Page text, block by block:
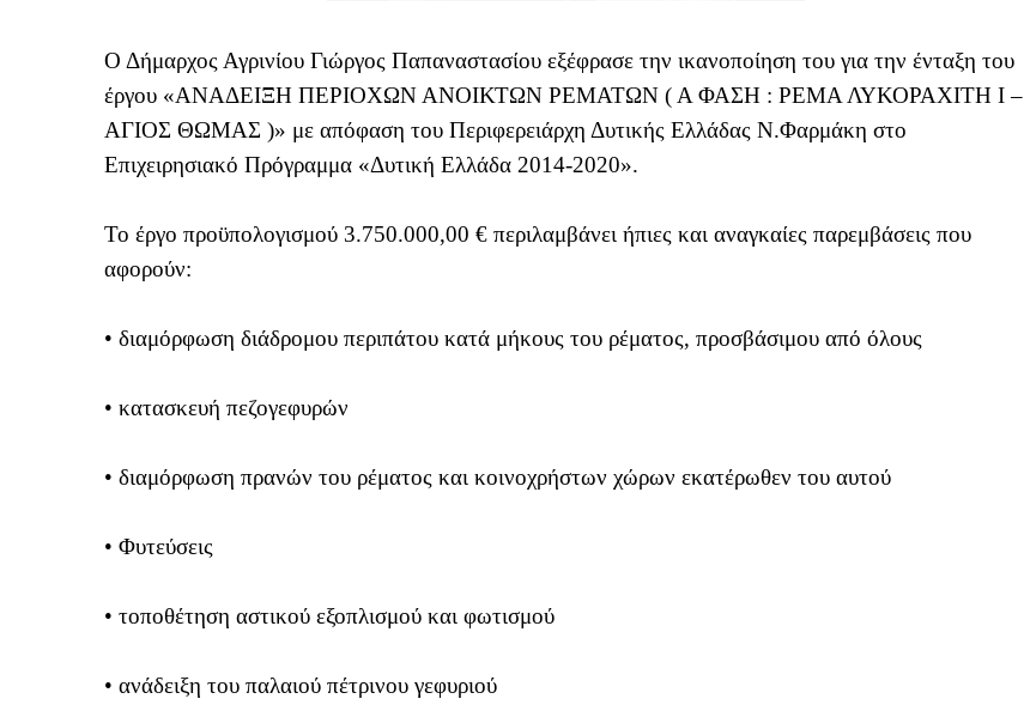
Ο Δήμαρχος Αγρινίου Γιώργος Παπαναστασίου εξέφρασε την ικανοποίηση του για την ένταξη του
έργου «ΑΝΑΔΕΙΞΗ ΠΕΡΙΟΧΩΝ ΑΝΟΙΚΤΩΝ ΡΕΜΑΤΩΝ ( Α ΦΑΣΗ : ΡΕΜΑ ΛΥΚΟΡΑΧΙΤΗ Ι –
ΑΓΙΟΣ ΘΩΜΑΣ )» με απόφαση του Περιφερειάρχη Δυτικής Ελλάδας Ν.Φαρμάκη στο
Επιχειρησιακό Πρόγραμμα «Δυτική Ελλάδα 2014-2020».
Το έργο προϋπολογισμού 3.750.000,00 € περιλαμβάνει ήπιες και αναγκαίες παρεμβάσεις που
αφορούν:
• διαμόρφωση διάδρομου περιπάτου κατά μήκους του ρέματος, προσβάσιμου από όλους
• κατασκευή πεζογεφυρών
• διαμόρφωση πρανών του ρέματος και κοινοχρήστων χώρων εκατέρωθεν του αυτού
• Φυτεύσεις
• τοποθέτηση αστικού εξοπλισμού και φωτισμού
• ανάδειξη του παλαιού πέτρινου γεφυριού